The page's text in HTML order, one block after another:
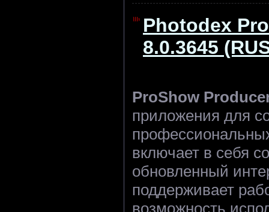
Photodex
8.0.3645
ProShow
приложения для
включает в себя
обновленный
поддерживает
возможность